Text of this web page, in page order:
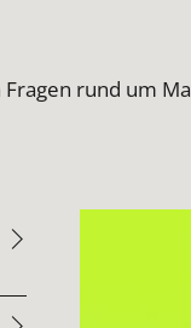
rund um